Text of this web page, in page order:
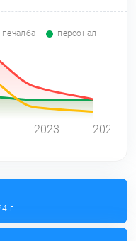
персонал
2023 2024
г.